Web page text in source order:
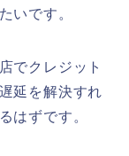
いです。
でクレジット
延を解決すれ
はずです。